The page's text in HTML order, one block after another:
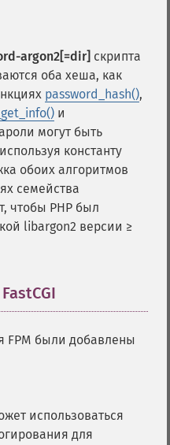
argon2[=dir] скрипта
оба хеша, как
password_hash(),
и
могут быть
константу
обоих алгоритмов
семейства
чтобы PHP был
libargon2 версии ≥
FPM были добавлены
использоваться
для